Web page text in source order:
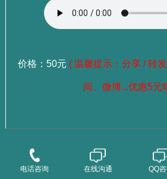
价格：50元 ( 温馨提示：分享 / 转
间、微博...优惠5元
选择老师试听 点这里查看>>>
电话咨询 在线沟通 QQ